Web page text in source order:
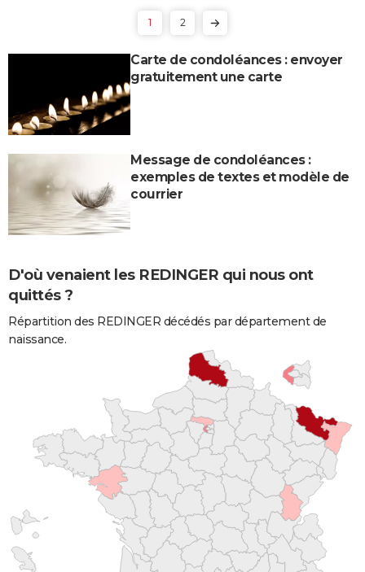
1 2
Carte de condoléances : envoyer
gratuitement une carte
Message de condoléances :
exemples de textes et modèle de
courrier
D'où venaient les REDINGER qui nous ont
quittés ?
Répartition des REDINGER décédés par département de
naissance.